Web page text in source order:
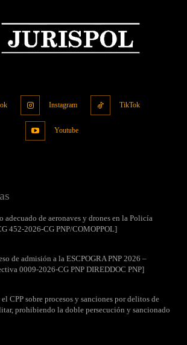
Instagram TikTok
Youtube
adecuado de aeronaves y drones en la Policía
452-2026-CG PNP/COMOPPOL]
de admisión a la ESCPOGRA PNP 2026 –
0009-2026-CG PNP DIREDDOC PNP]
CPP sobre procesos y sanciones por delitos de
prohibiendo la doble persecución y sancionado